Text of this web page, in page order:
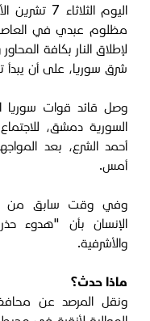
مظلوم عبدي في
لإطلاق النار بكافة
شرق سوريا، على أن يبدأ
وصل قائد قوات سوريا
السورية دمشق،
أحمد الشرع، بعد
أمس.
وفي وقت سابق من
الإنسان بأن "هدوء
والأشرفية.
ماذا حدث؟
ونقل المرصد عن